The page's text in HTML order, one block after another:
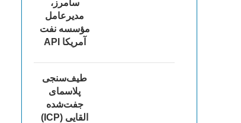
سامرز،
مدیرعامل
مؤسسه نفت
آمریکا API
طیف‌سنجی
پلاسمای
جفت‌شده
القایی (ICP)